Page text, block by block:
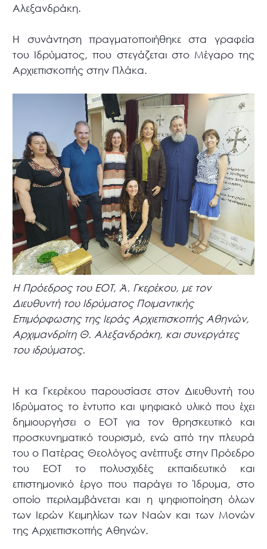
Αλεξανδράκη.
Η συνάντηση πραγματοποιήθηκε στα γραφεία
του Ιδρύματος, που στεγάζεται στο Μέγαρο της
Αρχιεπισκοπής στην Πλάκα.
Η Πρόεδρος του ΕΟΤ, Ά. Γκερέκου, με τον
Διευθυντή του Ιδρύματος Ποιμαντικής
Επιμόρφωσης της Ιεράς Αρχιεπισκοπής Αθηνών,
Αρχιμανδρίτη Θ. Αλεξανδράκη, και συνεργάτες
του ιδρύματος.
Η κα Γκερέκου παρουσίασε στον Διευθυντή του
Ιδρύματος το έντυπο και ψηφιακό υλικό που έχει
δημιουργήσει ο ΕΟΤ για τον θρησκευτικό και
προσκυνηματικό τουρισμό, ενώ από την πλευρά
του ο Πατέρας Θεολόγος ανέπτυξε στην Πρόεδρο
του ΕΟΤ το πολυσχιδές εκπαιδευτικό και
επιστημονικό έργο που παράγει το Ίδρυμα, στο
οποίο περιλαμβάνεται και η ψηφιοποίηση όλων
των Ιερών Κειμηλίων των Ναών και των Μονών
της Αρχιεπισκοπής Αθηνών.